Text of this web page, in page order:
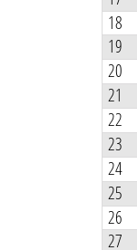
18
19
20
21
22
23
24
25
26
27